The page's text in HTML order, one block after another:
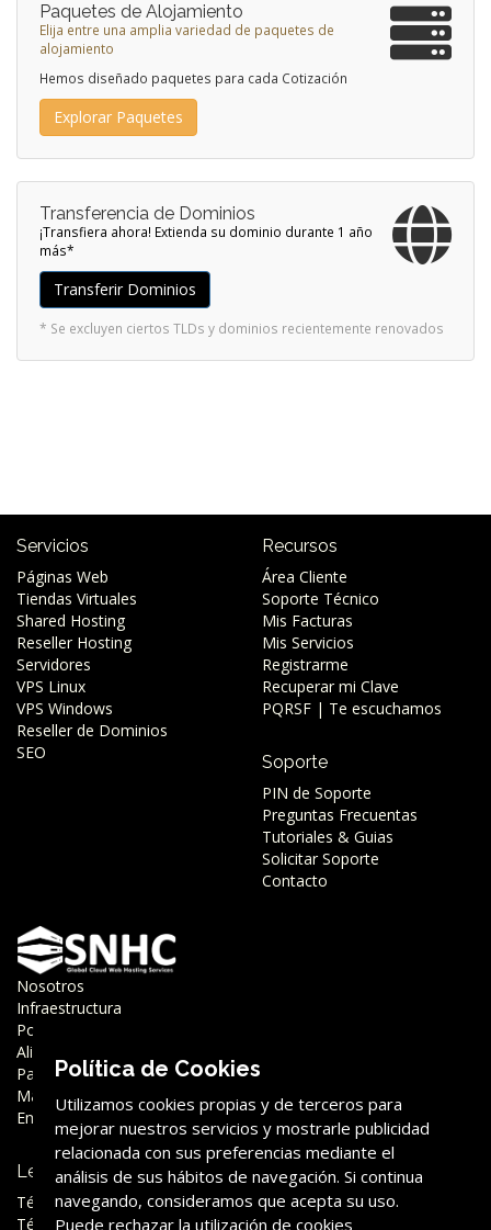
Paquetes de Alojamiento
Elija entre una amplia variedad de paquetes de
alojamiento
Hemos diseñado paquetes para cada Cotización
Explorar Paquetes
Transferencia de Dominios
¡Transfiera ahora! Extienda su dominio durante 1 año
más*
Transferir Dominios
* Se excluyen ciertos TLDs y dominios recientemente renovados
Servicios
Páginas Web
Tiendas Virtuales
Shared Hosting
Reseller Hosting
Servidores
VPS Linux
VPS Windows
Reseller de Dominios
SEO
Recursos
Área Cliente
Soporte Técnico
Mis Facturas
Mis Servicios
Registrarme
Recuperar mi Clave
PQRSF | Te escuchamos
Soporte
PIN de Soporte
Preguntas Frecuentas
Tutoriales & Guias
Solicitar Soporte
Contacto
Nosotros
Infraestructura
Porqué SNHC
Aliados
Partner
Marca
Empleo
Legal
Términos y Condiciones
Términos y Condiciones (SW)
Política de Cookies
Utilizamos cookies propias y de terceros para
mejorar nuestros servicios y mostrarle publicidad
relacionada con sus preferencias mediante el
análisis de sus hábitos de navegación. Si continua
navegando, consideramos que acepta su uso.
Puede rechazar la utilización de cookies